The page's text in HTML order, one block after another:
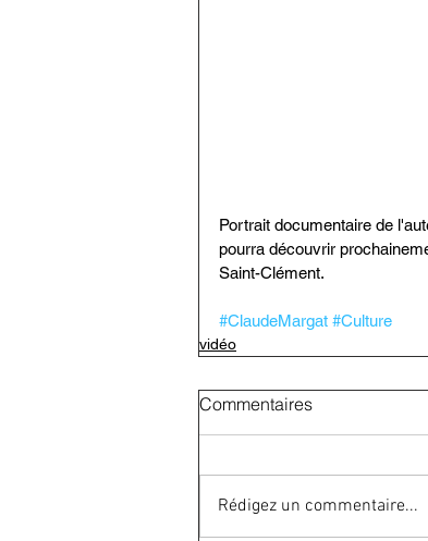
Portrait documentaire de
pourra découvrir
Saint-Clément.
#ClaudeMargat #Culture
vidéo
Commentaires
Rédigez un commentaire...